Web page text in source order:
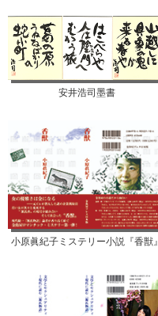
安井浩司墨書
小原眞紀子ミステリー小説『香獣』